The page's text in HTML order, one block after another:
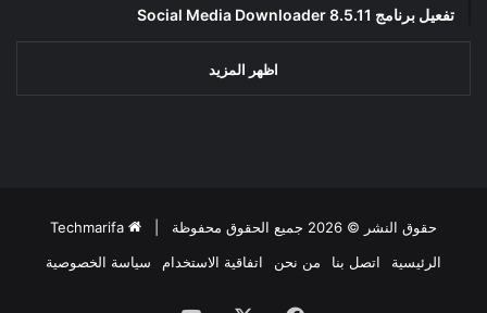
تفعيل برنامج Social Media Downloader 8.5.11
اظهر المزيد
حقوق النشر © 2026 جميع الحقوق محفوظة |
Techmarifa
الرئيسية
اتصل بنا من نحن اتفاقية الاستخدام سياسة الخصوصية